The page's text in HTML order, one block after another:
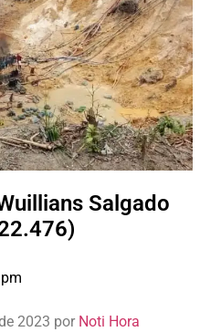
Salgado
2023 por Noti Hora